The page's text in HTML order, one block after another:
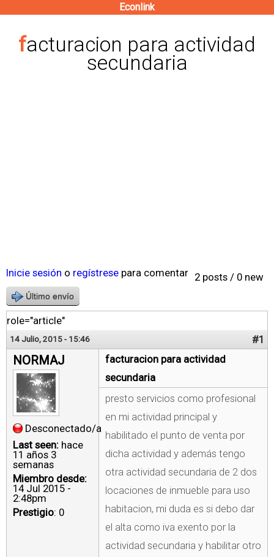
contenido
principal
Econlink
facturacion para actividad
secundaria
2 posts / 0 new
Inicie sesión o regístrese para comentar
Último envío
role="article"
14 Julio, 2015 - 15:46 #1
NORMAJ
Desconectado/a
Last seen: hace
11 años 3
semanas
Miembro desde:
14 Jul 2015 -
2:48pm
Prestigio: 0
facturacion para actividad
secundaria
presto servicios como profesional
en mi actividad principal y
habilitado el punto de venta por
dicha actividad y además tengo
otra actividad secundaria de 2 dos
locaciones de inmueble para uso
habitacion, mi duda es si debo dar
el alta como iva exento por la
actividad secundaria y habilitar otro